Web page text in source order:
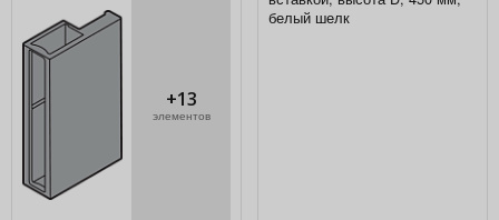
+13
элементов
белый шелк